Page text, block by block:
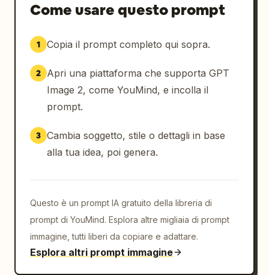
Come usare questo prompt
1 Copia il prompt completo qui sopra.
2
Apri una piattaforma che supporta GPT
Image 2, come YouMind, e incolla il
prompt.
3 Cambia soggetto, stile o dettagli in base
alla tua idea, poi genera.
Questo è un prompt IA gratuito della libreria di
prompt di YouMind. Esplora altre migliaia di prompt
immagine, tutti liberi da copiare e adattare.
Esplora altri prompt immagine